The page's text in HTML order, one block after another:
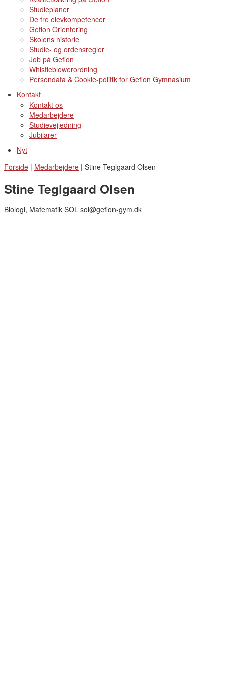
Studieplaner
De tre elevkompetencer
Gefion Orientering
Skolens historie
Studie- og ordensregler
Job på Gefion
Whistleblowerordning
Persondata & Cookie-politik for Gefion Gymnasium
Kontakt
Kontakt os
Medarbejdere
Studievejledning
Jubilarer
Nyt
Forside | Medarbejdere | Stine Teglgaard Olsen
Stine Teglgaard Olsen
Biologi, Matematik SOL sol@gefion-gym.dk